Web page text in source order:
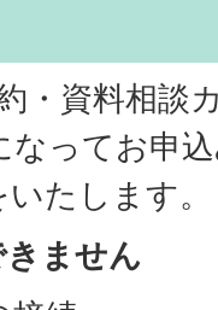
・資料相談
なってお申
たします。
ません